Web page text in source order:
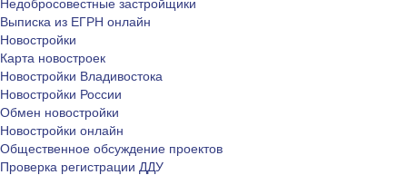
Выписка из ЕГРН онлайн
Новостройки
Карта новостроек
Новостройки Владивостока
Новостройки России
Обмен новостройки
Новостройки онлайн
Общественное обсуждение проектов
Проверка регистрации ДДУ